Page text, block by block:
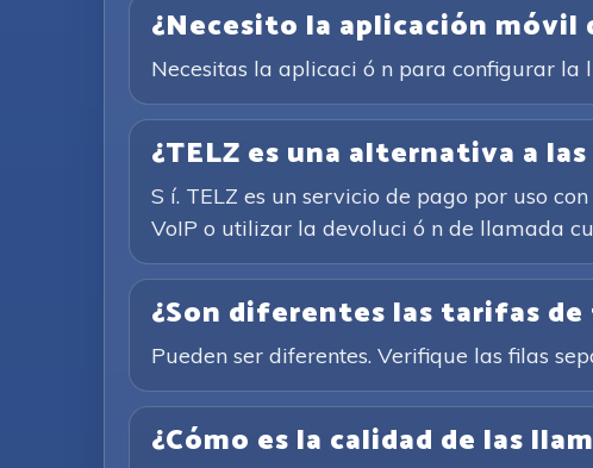
¿Necesito la aplicación móvil
Necesitas la aplicaci ó n para configurar la
¿TELZ es una alternativa a
S í. TELZ es un servicio de pago por uso
VoIP o utilizar la devoluci ó n de llamada
¿Son diferentes las tarifas
Pueden ser diferentes. Verifique las filas
¿Cómo es la calidad de las